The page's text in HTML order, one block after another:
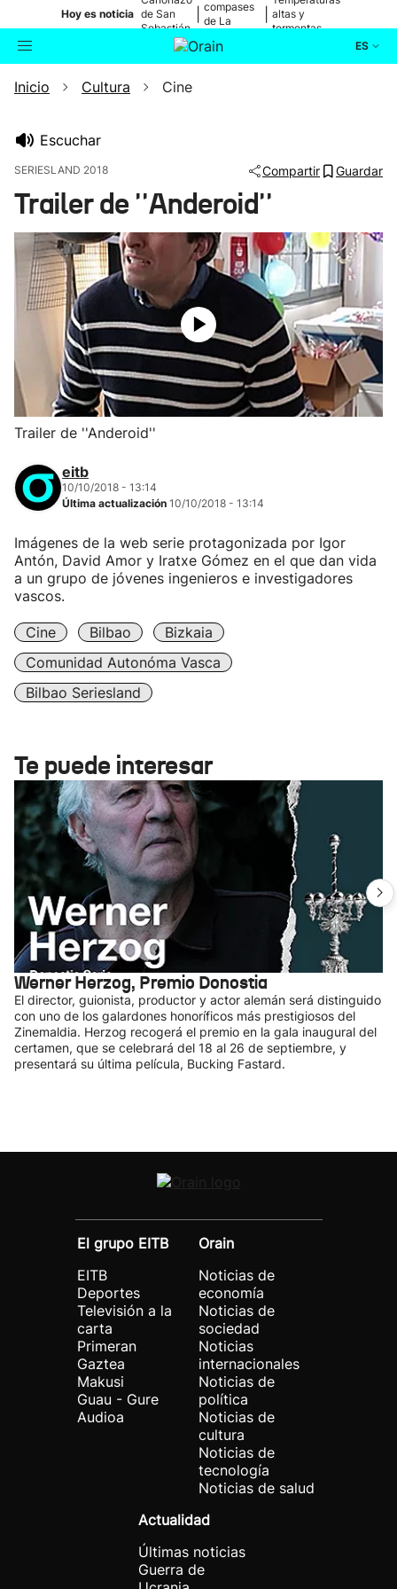
Hoy es noticia de San
Sebastián
compases
de La
altas y
tormentas
ES
Buscador Actualidad
Ikusmiran
Eguraldia
Inicio Cultura Cine
Escuchar
SERIESLAND 2018 Compartir Guardar
Trailer de ''Anderoid''
Trailer de ''Anderoid''
eitb
10/10/2018 - 13:14
Última actualización 10/10/2018 - 13:14
Imágenes de la web serie protagonizada por Igor
Antón, David Amor y Iratxe Gómez en el que dan vida
a un grupo de jóvenes ingenieros e investigadores
vascos.
Cine Bilbao
Bizkaia
Comunidad Autonóma Vasca
Bilbao Seriesland
Te puede interesar
Werner Herzog, Premio Donostia
El director, guionista, productor y actor alemán será distinguido
con uno de los galardones honoríficos más prestigiosos del
Zinemaldia. Herzog recogerá el premio en la gala inaugural del
certamen, que se celebrará del 18 al 26 de septiembre, y
presentará su última película, Bucking Fastard.
El grupo EITB
EITB
Deportes
Televisión a la
carta
Primeran
Gaztea
Makusi
Guau - Gure
Audioa
Orain
Noticias de
economía
Noticias de
sociedad
Noticias
internacionales
Noticias de
política
Noticias de
cultura
Noticias de
tecnología
Noticias de salud
Actualidad
Últimas noticias
Guerra de